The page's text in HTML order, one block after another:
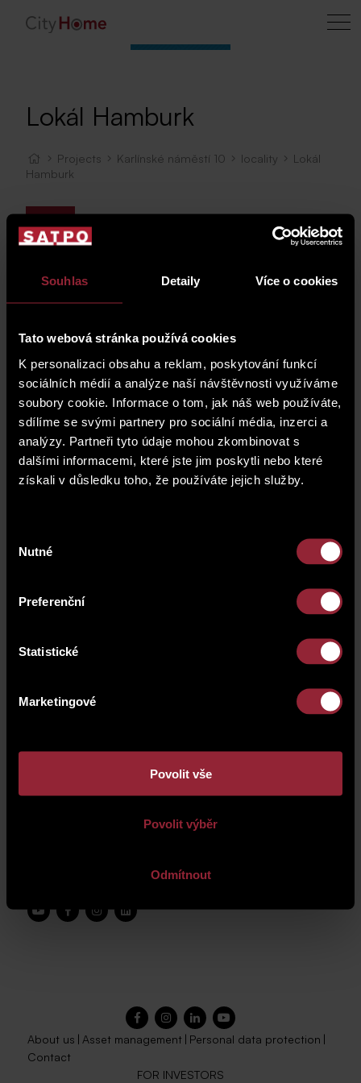
Souhlas Detaily Více o cookies
Tato webová stránka používá cookies
K personalizaci obsahu a reklam, poskytování funkcí
sociálních médií a analýze naší návštěvnosti využíváme
soubory cookie. Informace o tom, jak náš web používáte,
sdílíme se svými partnery pro sociální média, inzerci a
analýzy. Partneři tyto údaje mohou zkombinovat s
dalšími informacemi, které jste jim poskytli nebo které
získali v důsledku toho, že používáte jejich služby.
souhlasu
Nutné
Preferenční
Statistické
Marketingové
Povolit vše
Povolit výběr
Odmítnout
Lokál Hamburk
Projects Karlínské náměstí 10 locality
Lokál
Hamburk
Map
Address
186 00 Prague 8
About us | Asset management | Personal data protection |
Contact
FOR INVESTORS